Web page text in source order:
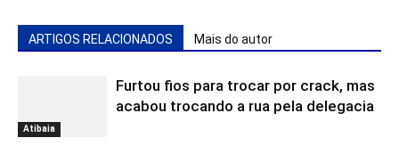
ARTIGOS RELACIONADOS Mais do autor
Atibaia
Furtou fios para trocar por crack, mas
acabou trocando a rua pela delegacia